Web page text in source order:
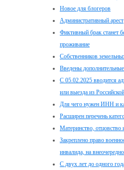
Новое для блогеров
Административный арест
Фиктивный брак станет
проживание
Собственников
Введены
С 05.02.2025 вводится
или выезда из
Для чего нужен ИНН и
Расширен перечень
Материнство, отцовство
Закреплено право
инвалида, на
С двух лет до одного